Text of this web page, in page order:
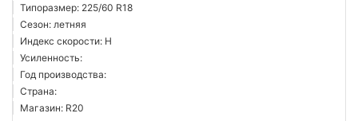
Типоразмер: 225/60 R18
Сезон: летняя
Индекс скорости: H
Усиленность:
Год производства:
Страна:
Магазин: R20